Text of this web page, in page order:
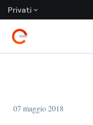
Privati
07 maggio 2018